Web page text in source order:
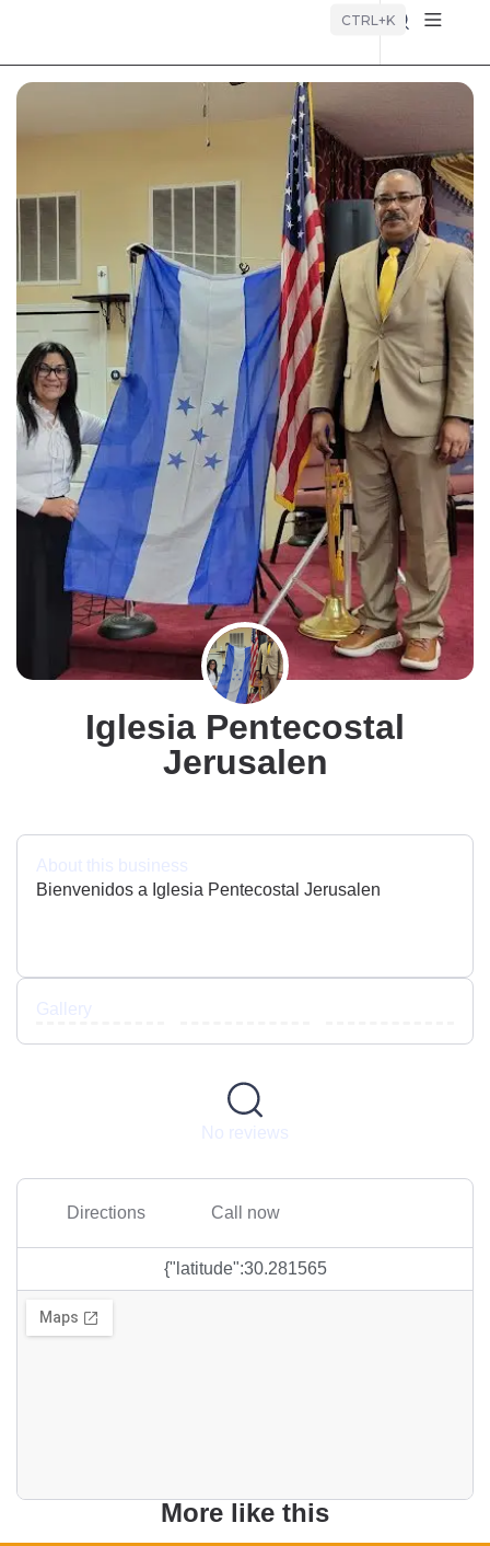
CTRL+K
Iglesia Pentecostal
Jerusalen
About this business
Bienvenidos a Iglesia Pentecostal Jerusalen
Gallery
No reviews
Directions Call now
{"latitude":30.281565
More like this